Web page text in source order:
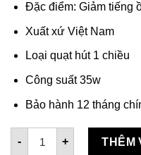
Đặc điểm: Giảm tiếng
Xuất xứ Việt Nam
Loại quạt hút 1 chiều
Công suất 35w
Bảo hành 12 tháng
-
Quạt thông gió gắn
+ THÊM